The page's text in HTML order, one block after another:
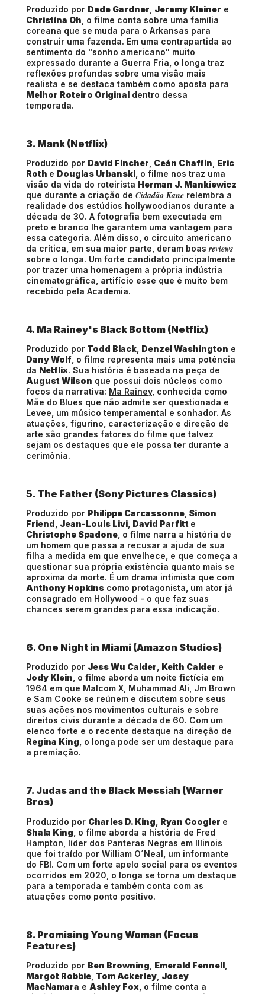
Produzido por Dede Gardner Jeremy Kleiner e
Christina Oh , o filme conta sobre uma família
coreana que se muda para o Arkansas para
construir uma fazenda. Em uma contrapartida ao
sentimento do "sonho americano" muito
expressado durante a Guerra Fria, o longa traz
reflexões profundas sobre uma visão mais
realista e se destaca também como aposta para
Melhor Roteiro Original dentro dessa
temporada.
3. Mank (Netflix)
Produzido por David Fincher Ceán Chaffin Eric
Roth e Douglas Urbanski , o filme nos traz uma
visão da vida do roteirista Herman J. Mankiewicz
que durante a criação de Cidadão Kane relembra a
realidade dos estúdios hollywoodianos durante a
década de 30. A fotografia bem executada em
preto e branco lhe garantem uma vantagem para
essa categoria. Além disso, o circuito americano
da crítica, em sua maior parte, deram boas reviews
sobre o longa. Um forte candidato principalmente
por trazer uma homenagem a própria indústria
cinematográfica, artifício esse que é muito bem
recebido pela Academia.
4. Ma Rainey's Black Bottom (Netflix)
Produzido por Todd Black Denzel Washington e
Dany Wolf , o filme representa mais uma potência
da Netflix. Sua história é baseada na peça de
August Wilson que possui dois núcleos como
focos da narrativa: Ma Rainey, conhecida como
Mãe do Blues que não admite ser questionada e
Levee , um músico temperamental e sonhador. As
atuações, figurino, caracterização e direção de
arte são grandes fatores do filme que talvez
sejam os destaques que ele possa ter durante a
cerimônia.
5. The Father (Sony Pictures Classics)
Produzido por Philippe Carcassonne Simon
Friend Jean-Louis Livi David Parfitt e
Christophe Spadone , o filme narra a história de
um homem que passa a recusar a ajuda de sua
filha a medida em que envelhece, e que começa a
questionar sua própria existência quanto mais se
aproxima da morte. É um drama intimista que com
Anthony Hopkins como protagonista, um ator já
consagrado em Hollywood - o que faz suas
chances serem grandes para essa indicação.
6. One Night in Miami (Amazon Studios)
Produzido por Jess Wu Calder Keith Calder e
Jody Klein , o filme aborda um noite fictícia em
1964 em que Malcom X, Muhammad Ali, Jm Brown
e Sam Cooke se reúnem e discutem sobre seus
suas ações nos movimentos culturais e sobre
direitos civis durante a década de 60. Com um
elenco forte e o recente destaque na direção de
Regina King , o longa pode ser um destaque para
a premiação.
7. Judas and the Black Messiah (Warner
Bros)
Produzido por Charles D. King Ryan Coogler e
Shala King , o filme aborda a história de Fred
Hampton, líder dos Panteras Negras em Illinois
que foi traído por William O´Neal, um informante
do FBI. Com um forte apelo social para os eventos
ocorridos em 2020, o longa se torna um destaque
para a temporada e também conta com as
atuações como ponto positivo.
8. Promising Young Woman (Focus
Features)
Produzido por Ben Browning Emerald Fennell
Margot Robbie Tom Ackerley Josey
MacNamara e Ashley Fox , o filme conta a